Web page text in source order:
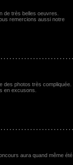
de très belles oeuvres.
remercions aussi notre
des photos très compliquée.
en excusons.
aura quand même été